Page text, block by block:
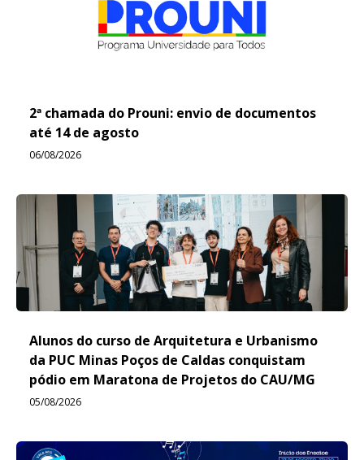
2ª chamada do Prouni: envio de documentos
até 14 de agosto
06/08/2026
Alunos do curso de Arquitetura e Urbanismo
da PUC Minas Poços de Caldas conquistam
pódio em Maratona de Projetos do CAU/MG
05/08/2026